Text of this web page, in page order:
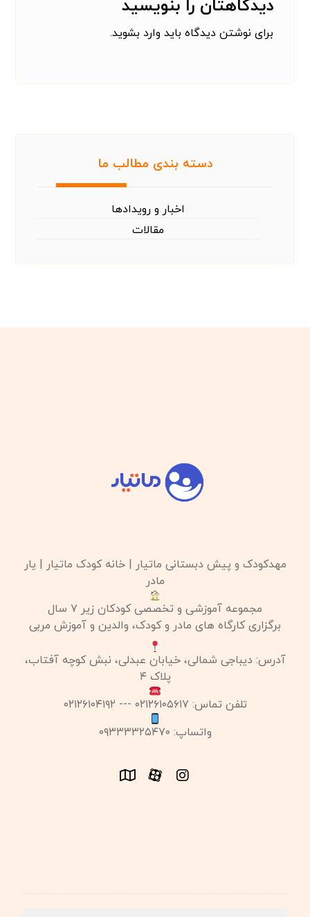
دیدگاهتان را بنویسید
برای نوشتن دیدگاه باید وارد بشوید.
دسته بندی مطالب ما
اخبار و رویدادها
مقالات
مهدکودک و پیش دبستانی ماتیار | خانه کودک ماتیار | یار
مادر
مجموعه آموزشی و تخصصی کودکان زیر ۷ سال
برگزاری کارگاه های مادر و کودک، والدین و آموزش مربی
آدرس: دیباجی شمالی، خیابان عبدلی، نبش کوچه آفتاب،
پلاک ۴
تلفن تماس: ۰۲۱۲۶۱۰۵۶۱۷ --- ۰۲۱۲۶۱۰۴۱۹۲
واتساپ: ۰۹۳۳۳۳۲۵۴۷۰